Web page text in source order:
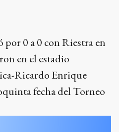
0 a 0 con Riestra en
en el estadio
Ricardo Enrique
fecha del Torneo